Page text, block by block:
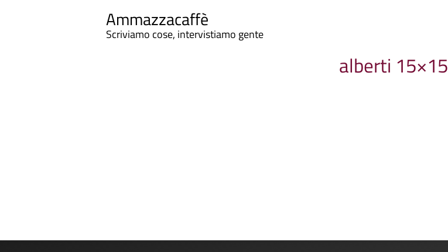
Ammazzacaffè
Scriviamo cose, intervistiamo gente
alberti 15×15